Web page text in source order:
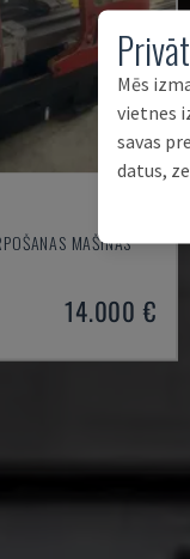
MAŠĪNAS
14.000 €
Mēs
vietnes
savas
datus,